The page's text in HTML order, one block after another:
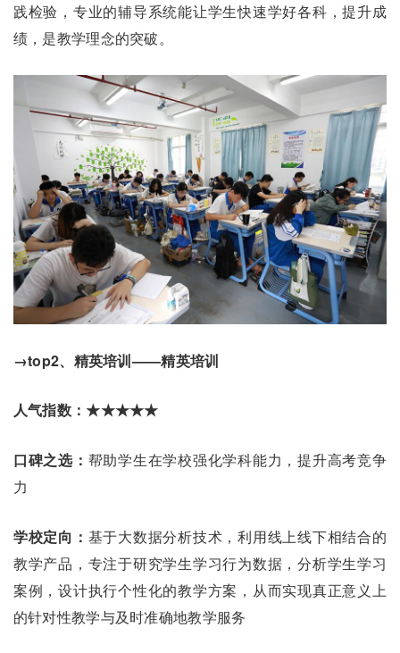
践检验，专业的辅导系统能让学生快速学好各科，提升成
绩，是教学理念的突破。
→top2、精英培训——精英培训
人气指数：★★★★★
口碑之选： 帮助学生在学校强化学科能力，提升高考竞争
力
学校定向： 基于大数据分析技术，利用线上线下相结合的
教学产品，专注于研究学生学习行为数据，分析学生学习
案例，设计执行个性化的教学方案，从而实现真正意义上
的针对性教学与及时准确地教学服务